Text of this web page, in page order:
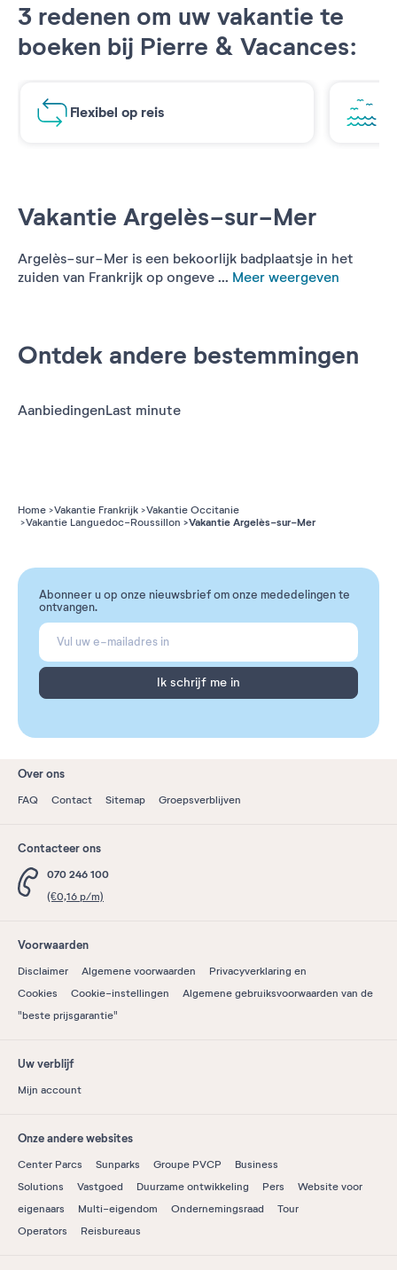
Vakantie Argelès-sur-Mer
Argelès-sur-Mer is een bekoorlijk badplaatsje in het
zuiden van Frankrijk op ongeve ... Meer weergeven
3 redenen om uw vakantie te
boeken bij Pierre & Vacances:
Flexibel op reis
Ontdek andere bestemmingen
AanbiedingenLast minute
Home Vakantie Frankrijk
Vakantie Occitanie
Vakantie Languedoc-Roussillon
Vakantie Argelès-sur-Mer
Abonneer u op onze nieuwsbrief om onze mededelingen te
ontvangen.
Ik schrijf me in
Over ons
FAQ Contact Sitemap Groepsverblijven
Contacteer ons
070 246 100
(€0,16 p/m)
Voorwaarden
Disclaimer Algemene voorwaarden
Privacyverklaring en
Cookies
Cookie-instellingen
Algemene gebruiksvoorwaarden van de
"beste prijsgarantie"
Uw verblijf
Mijn account
Onze andere websites
Center Parcs Sunparks Groupe PVCP
Business
Solutions
Vastgoed Duurzame ontwikkeling Pers
Website voor
eigenaars
Multi-eigendom Ondernemingsraad
Tour
Operators
Reisbureaus